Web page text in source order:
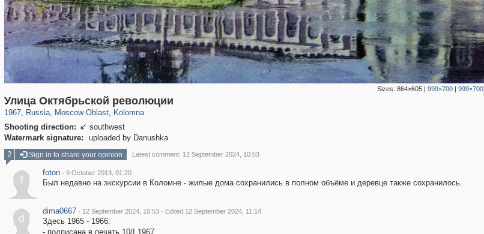
Sizes: 864×605| 999×700| 999×700
Улица Октябрьской революции
1967, Russia
1,406,581 29,243
, Moscow Oblast
96,398 1,691
, Kolomna
1,975 47
Shooting direction:  southwest
Watermark signature:
uploaded by Danushka
2 Sign in to share your opinion Latest comment: 12 September 2024, 10:53
f
foton · 9 October 2013, 01:20
Был недавно на экскурсии в Коломне - жилые дома сохранились в полном объёме и деревце также сохранилось.
d
dima0667 · 12 September 2024, 10:53 · Edited 12 September 2024, 11:14
Здесь 1965 - 1966:
- подписана в печать 10/I 1967